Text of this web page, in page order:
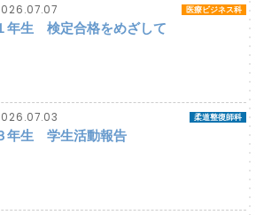
医療ビジネス科
年生 検定合格をめざして
柔道整復師科
年生 学生活動報告